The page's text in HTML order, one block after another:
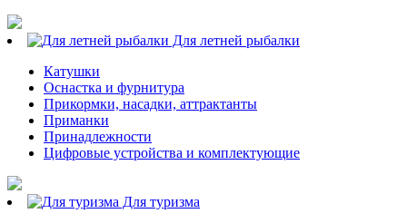
Для летней рыбалки
Катушки
Оснастка и фурнитура
Прикормки, насадки, аттрактанты
Приманки
Принадлежности
Цифровые устройства и комплектующие
Для туризма